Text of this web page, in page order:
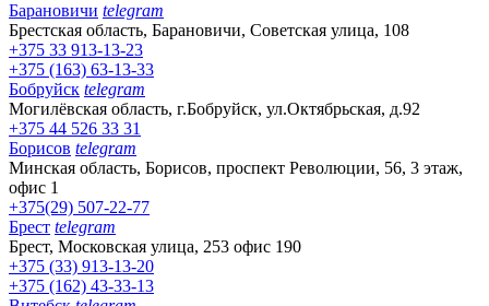
Барановичи telegram
Брестская область, Барановичи, Советская улица, 108
+375 33 913-13-23
+375 (163) 63-13-33
Бобруйск telegram
Могилёвская область, г.Бобруйск, ул.Октябрьская, д.92
+375 44 526 33 31
Борисов telegram
Минская область, Борисов, проспект Революции, 56, 3 этаж,
офис 1
+375(29) 507-22-77
Брест telegram
Брест, Московская улица, 253 офис 190
+375 (33) 913-13-20
+375 (162) 43-33-13